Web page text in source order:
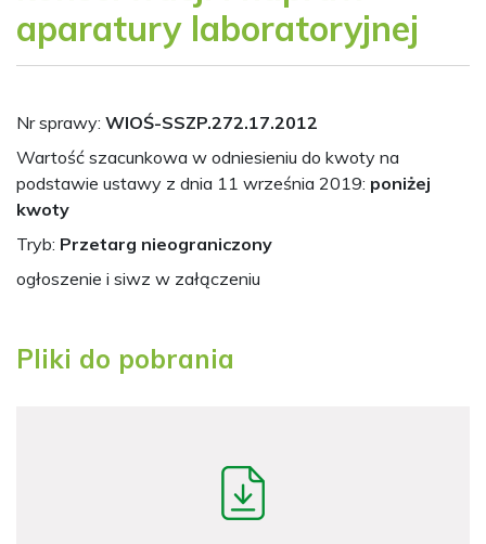
aparatury laboratoryjnej
Nr sprawy: WIOŚ-SSZP.272.17.2012
Wartość szacunkowa w odniesieniu do kwoty na
podstawie ustawy z dnia 11 września 2019: poniżej
kwoty
Tryb: Przetarg nieograniczony
ogłoszenie i siwz w załączeniu
Pliki do pobrania